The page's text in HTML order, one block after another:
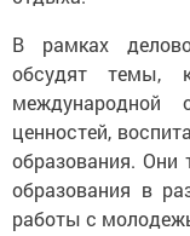
В рамках
обсудят темы,
международной
ценностей,
образования.
образования в
работы с